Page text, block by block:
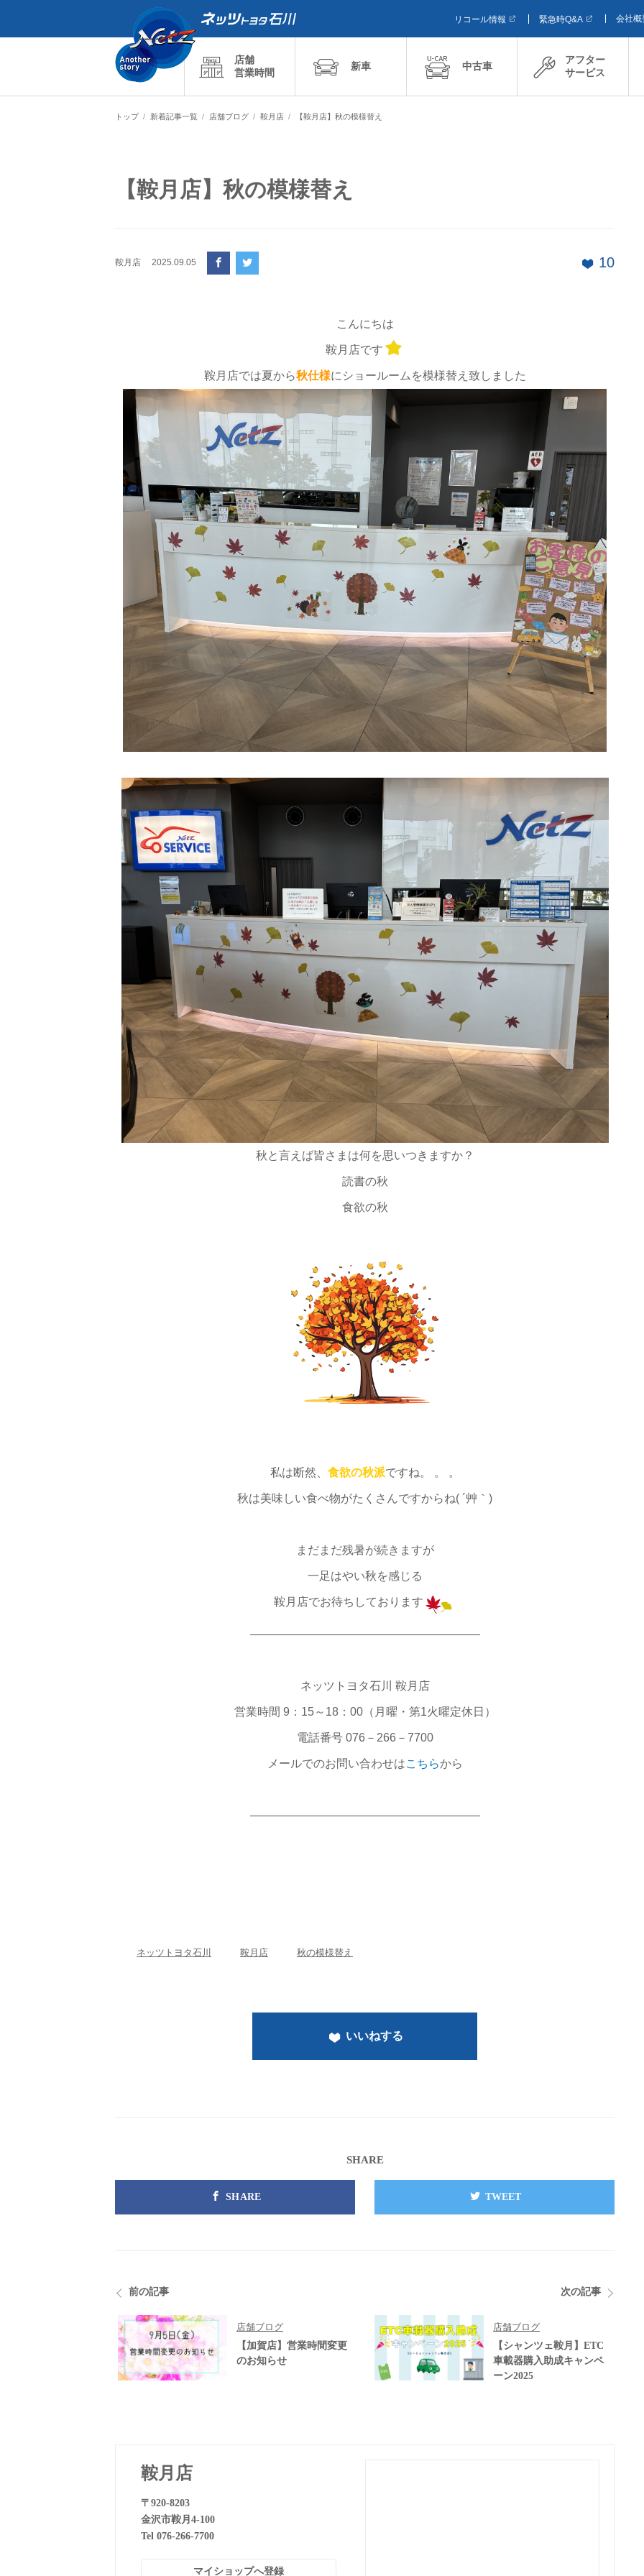
リコール情報 緊急時Q&A 会社概
店舗
営業時間
新車 中古車
アフター
サービス
トップ 新着記事一覧 店舗ブログ 鞍月店 【鞍月店】秋の模様替え
【鞍月店】秋の模様替え
鞍月店 2025.09.05 10
こんにちは
鞍月店です
鞍月店では夏から秋仕様にショールームを模様替え致しました
秋と言えば皆さまは何を思いつきますか？
読書の秋
食欲の秋
私は断然、 食欲の秋派ですね。 。 。
秋は美味しい食べ物がたくさんですからね( ´艸｀)
まだまだ残暑が続きますが
一足はやい秋を感じる
鞍月店でお待ちしております
――――――――――――――――――――
ネッツトヨタ石川 鞍月店
営業時間 9：15～18：00（月曜・第1火曜定休日）
電話番号 076－266－7700
メールでのお問い合わせはこちらから
――――――――――――――――――――
ネッツトヨタ石川 鞍月店 秋の模様替え
いいねする
SHARE
SHARE TWEET
前の記事
店舗ブログ
【加賀店】営業時間変更
のお知らせ
次の記事
店舗ブログ
【シャンツェ鞍月】ETC
車載器購入助成キャンペ
ーン2025
鞍月店
〒920-8203
金沢市鞍月4-100
Tel 076-266-7700
マイショップへ登録